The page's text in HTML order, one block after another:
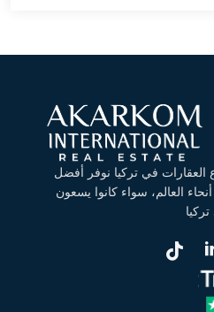
العقارات في تركيا نوفر أفضل
العالم، سواء كانوا يسعون